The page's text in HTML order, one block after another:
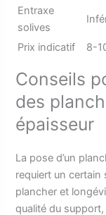
Entraxe
solives
Prix indicatif 8-
Conseils
des
épaisseur
La pose d’un
requiert un
plancher et
qualité du